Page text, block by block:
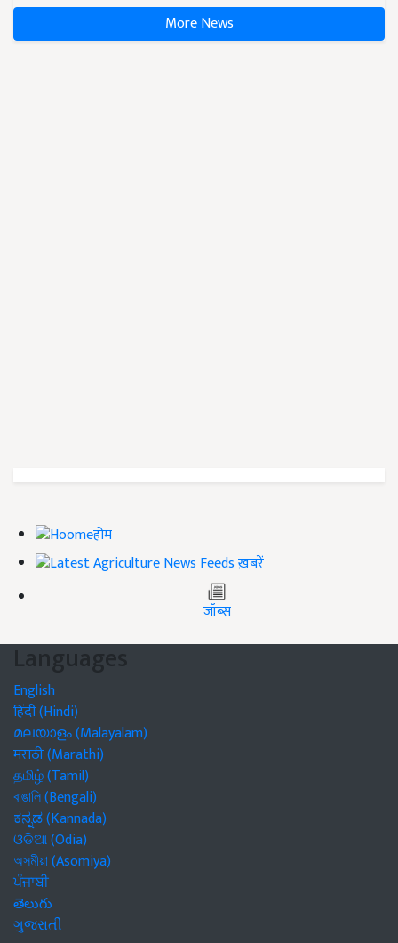
More News
होम
ख़बरें
जॉब्स
Languages
English
हिंदी (Hindi)
മലയാളം (Malayalam)
मराठी (Marathi)
தமிழ் (Tamil)
বাঙালি (Bengali)
ಕನ್ನಡ (Kannada)
ଓଡିଆ (Odia)
অসমীয়া (Asomiya)
ਪੰਜਾਬੀ
తెలుగు
ગુજરાતી